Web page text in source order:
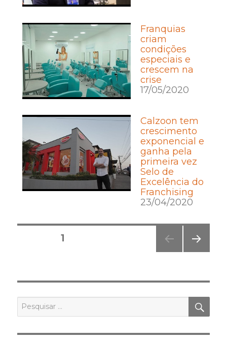
Franquias
criam
condições
especiais e
crescem na
crise
17/05/2020
Calzoon tem
crescimento
exponencial e
ganha pela
primeira vez
Selo de
Excelência do
Franchising
23/04/2020
Posts
PÁGINA1
NA
por: